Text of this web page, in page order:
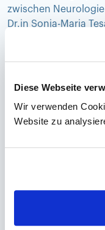
Diese Webseite
Wir verwenden
Website zu
zwischen
Dr.in Sonja-Maria
pharm. Viktor
Migräneversorgung
aktuellen DGN-
Im Fokus stehen
dem
Verzögerungen und